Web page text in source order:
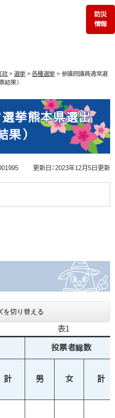
防災
情報
政 > 選挙 > 各種選挙 > 参議院議員通常選
結果）
挙熊本県選出
果）
更新日：2023年12月5日更新
を切り替える
表1
投票者総数
計 男 女 計